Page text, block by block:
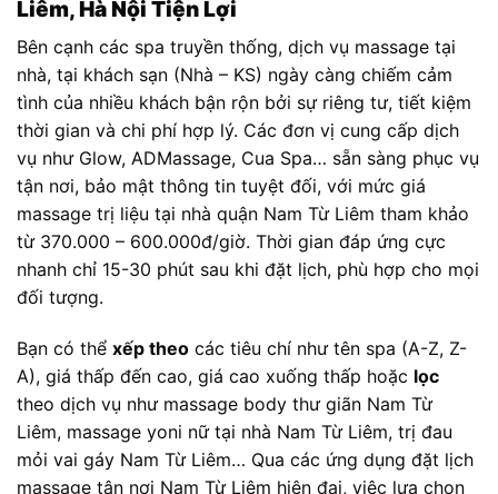
Liêm, Hà Nội Tiện Lợi
Bên cạnh các spa truyền thống, dịch vụ massage tại
nhà, tại khách sạn (Nhà – KS) ngày càng chiếm cảm
tình của nhiều khách bận rộn bởi sự riêng tư, tiết kiệm
thời gian và chi phí hợp lý. Các đơn vị cung cấp dịch
vụ như Glow, ADMassage, Cua Spa… sẵn sàng phục vụ
tận nơi, bảo mật thông tin tuyệt đối, với mức giá
massage trị liệu tại nhà quận Nam Từ Liêm tham khảo
từ 370.000 – 600.000đ/giờ. Thời gian đáp ứng cực
nhanh chỉ 15-30 phút sau khi đặt lịch, phù hợp cho mọi
đối tượng.
Bạn có thể xếp theo các tiêu chí như tên spa (A-Z, Z-
A), giá thấp đến cao, giá cao xuống thấp hoặc lọc
theo dịch vụ như massage body thư giãn Nam Từ
Liêm, massage yoni nữ tại nhà Nam Từ Liêm, trị đau
mỏi vai gáy Nam Từ Liêm… Qua các ứng dụng đặt lịch
massage tận nơi Nam Từ Liêm hiện đại, việc lựa chọn